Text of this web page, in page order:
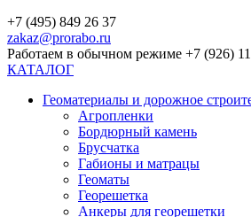
+7 (495) 849 26 37
zakaz@prorabo.ru
Работаем в обычном режиме +7 (926)
КАТАЛОГ
Геоматериалы и дорожное
Агропленки
Бордюрный камень
Брусчатка
Габионы и матрацы
Геоматы
Георешетка
Анкеры для георешетки